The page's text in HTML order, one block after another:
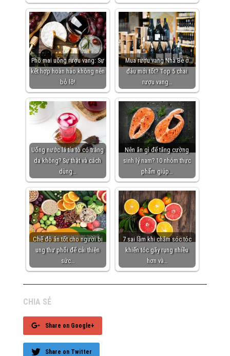
Phô mai uống rượu vang: Sự
kết hợp hoàn hảo không nên
bỏ lỡ!
Mua rượu vang Nhà Bè ở
đâu mới tốt? Top 5 chai
rượu vang…
Uống nước lá tía tô có trắng
da không? Sự thật và cách
dùng…
Nên ăn gì để tăng cường
sinh lý nam? 10 nhóm thực
phẩm giúp…
Chế độ ăn tốt cho người bị
ung thư phổi để cải thiện
sức…
7 sai lầm khi chăm sóc tóc
khiến tóc gãy rụng nhiều
hơn và…
CHIA SẺ
Share on Google+
Share on Twitter